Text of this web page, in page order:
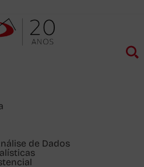
de Dados